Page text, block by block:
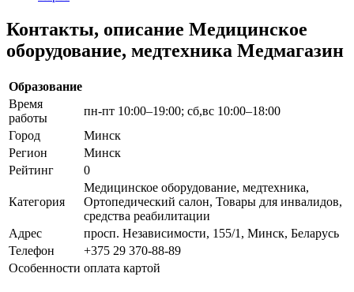
Контакты, описание Медицинское
оборудование, медтехника Медмагазин
Образование
Время
работы
пн-пт 10:00–19:00; сб,вс 10:00–18:00
Город
Минск
Регион
Минск
Рейтинг
0
Категория
Медицинское оборудование, медтехника,
Ортопедический салон, Товары для инвалидов,
средства реабилитации
Адрес
просп. Независимости, 155/1, Минск, Беларусь
Телефон
+375 29 370-88-89
Особенности оплата картой